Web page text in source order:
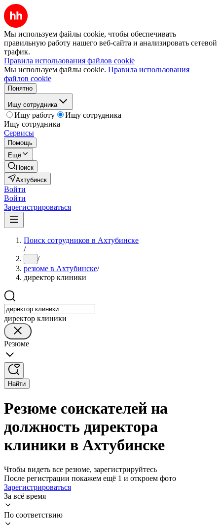
Мы используем файлы cookie, чтобы обеспечивать
правильную работу нашего веб-сайта и анализировать сетевой
трафик.
Правила использования файлов cookie
Мы используем файлы cookie. Правила использования
файлов cookie
Понятно
Ищу сотрудника
Ищу работу
Ищу сотрудника
Ищу сотрудника
Сервисы
Помощь
Ещё
Поиск
Ахтубинск
Войти
Войти
Зарегистрироваться
Поиск сотрудников в Ахтубинске
/
... /
резюме в Ахтубинске/
директор клиники
директор клиники
Резюме
Найти
Резюме соискателей на
должность директора
клиники в Ахтубинске
Чтобы видеть все резюме, зарегистрируйтесь
После регистрации покажем ещё 1 и откроем фото
Зарегистрироваться
За всё время
По соответствию